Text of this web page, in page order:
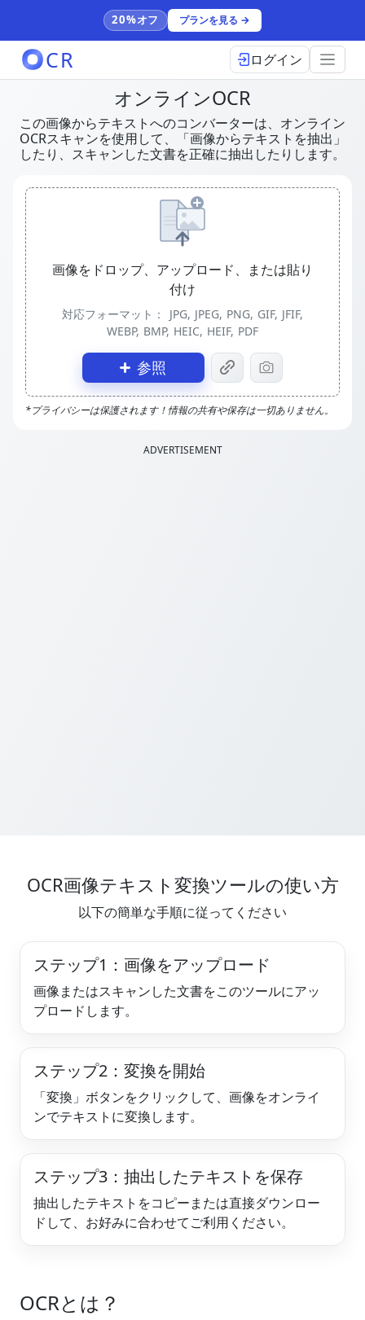
20%オフ プランを見る →
CR ログイン
オンラインOCR
この画像からテキストへのコンバーターは、オンライン
OCRスキャンを使用して、「画像からテキストを抽出」
したり、スキャンした文書を正確に抽出したりします。
画像をドロップ、アップロード、または貼り
付け
対応フォーマット：
JPG, JPEG, PNG, GIF, JFIF,
WEBP, BMP, HEIC, HEIF, PDF
参照
*プライバシーは保護されます！情報の共有や保存は一切ありません。
ADVERTISEMENT
OCR画像テキスト変換ツールの使い方
以下の簡単な手順に従ってください
ステップ1：画像をアップロード
画像またはスキャンした文書をこのツールにアッ
プロードします。
ステップ2：変換を開始
「変換」ボタンをクリックして、画像をオンライ
ンでテキストに変換します。
ステップ3：抽出したテキストを保存
抽出したテキストをコピーまたは直接ダウンロー
ドして、お好みに合わせてご利用ください。
OCRとは？